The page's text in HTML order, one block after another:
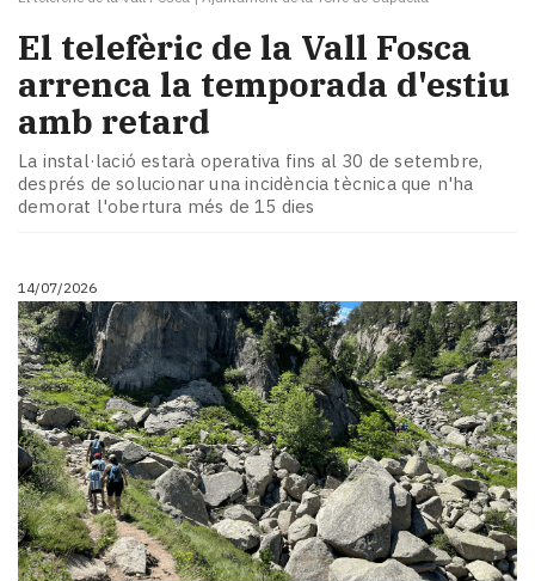
El telefèric de la Vall Fosca
arrenca la temporada d'estiu
amb retard
La instal·lació estarà operativa fins al 30 de setembre,
després de solucionar una incidència tècnica que n'ha
demorat l'obertura més de 15 dies
14/07/2026